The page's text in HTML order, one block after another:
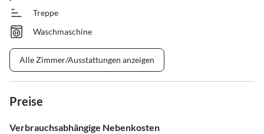
Treppe
Waschmaschine
Alle Zimmer/Ausstattungen anzeigen
Preise
Verbrauchsabhängige Nebenkosten